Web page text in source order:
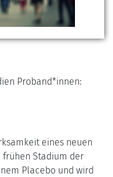
Proband*innen:
eines neuen
Stadium der
Placebo und wird